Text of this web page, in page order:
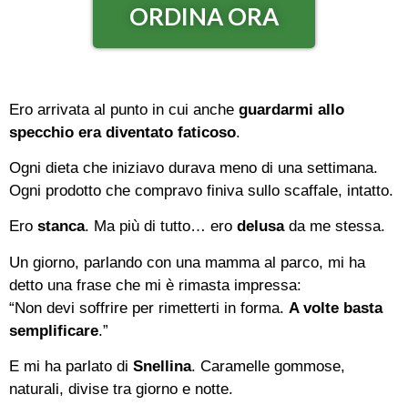
ORDINA ORA
Ero arrivata al punto in cui anche guardarmi allo
specchio era diventato faticoso.
Ogni dieta che iniziavo durava meno di una settimana.
Ogni prodotto che compravo finiva sullo scaffale, intatto.
Ero stanca. Ma più di tutto… ero delusada me stessa.
Un giorno, parlando con una mamma al parco, mi ha
detto una frase che mi è rimasta impressa:
“Non devi soffrire per rimetterti in forma. A volte basta
semplificare.”
E mi ha parlato di Snellina. Caramelle gommose,
naturali, divise tra giorno e notte.